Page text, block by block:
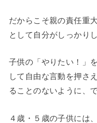
だからこそ親の責任重
として自分がしっかり
子供の「やりたい！」
して自由な言動を押さ
ることのないように、で
４歳・５歳の子供には